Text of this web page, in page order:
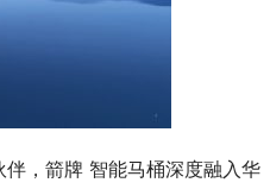
，箭牌 智能马桶深度融入华